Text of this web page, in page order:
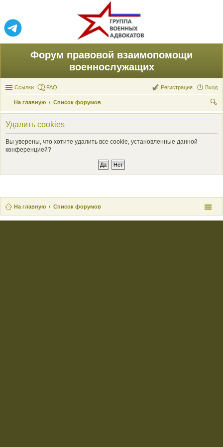
Форум правовой взаимопомощи
военнослужащих
Ссылки FAQ Вход
Регистрация
На главную
Список форумов
ои
Удалить cookies
Вы уверены, что хотите удалить все cookie, установленные данной
конференцией?
На главную Список форумов